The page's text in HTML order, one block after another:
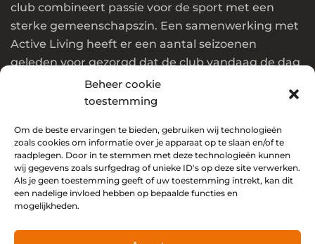
Beheer cookie
toestemming
Om de beste ervaringen te bieden, gebruiken wij technologieën
zoals cookies om informatie over je apparaat op te slaan en/of te
raadplegen. Door in te stemmen met deze technologieën kunnen
wij gegevens zoals surfgedrag of unieke ID's op deze site verwerken.
Als je geen toestemming geeft of uw toestemming intrekt, kan dit
een nadelige invloed hebben op bepaalde functies en
mogelijkheden.
club combineert passie voor de sport met een
sterke gemeenschapszin. Een samenwerking met
Active Living heeft er een aantal seizoenen
geleden voor gezorgd dat de club vandaag de dag
in de top van Nederland en Europa speelt.
danhier!
Social media